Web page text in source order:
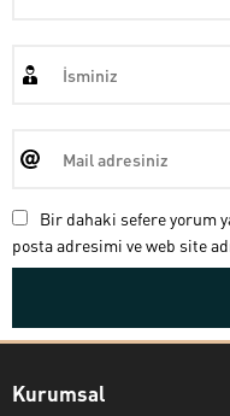
Bir dahaki sefere yorum
posta adresimi ve web site
Kurumsal